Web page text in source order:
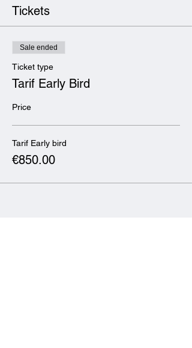
Tickets
Sale ended
Ticket type
Tarif Early Bird
Price
Tarif Early bird
€850.00